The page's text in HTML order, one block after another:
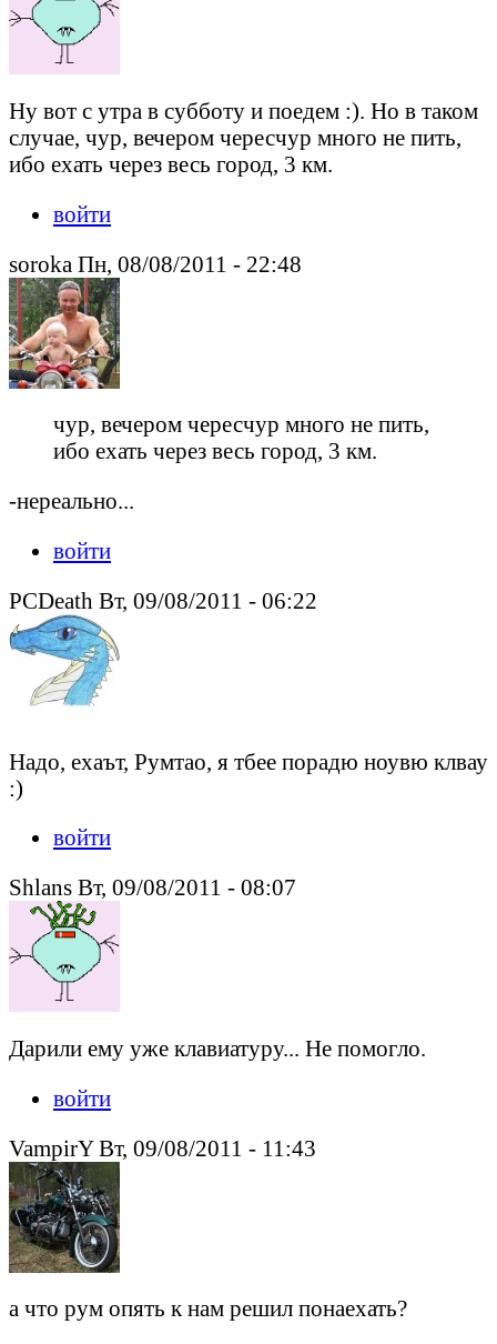
Ну вот с утра в субботу и поедем :). Но в таком
случае, чур, вечером чересчур много не пить,
ибо ехать через весь город, 3 км.
войти
soroka Пн, 08/08/2011 - 22:48
чур, вечером чересчур много не пить,
ибо ехать через весь город, 3 км.
-нереально...
войти
PCDeath Вт, 09/08/2011 - 06:22
Надо, ехаът, Румтао, я тбее порадю ноувю клвау
:)
войти
Shlans Вт, 09/08/2011 - 08:07
Дарили ему уже клавиатуру... Не помогло.
войти
VampirY Вт, 09/08/2011 - 11:43
а что рум опять к нам решил понаехать?